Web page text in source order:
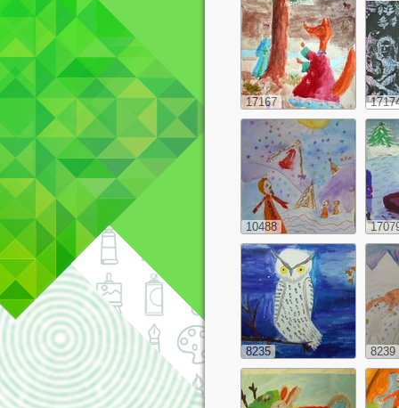
17167
10488
8235 8239